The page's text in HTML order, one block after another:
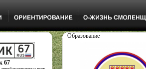
67
Образование